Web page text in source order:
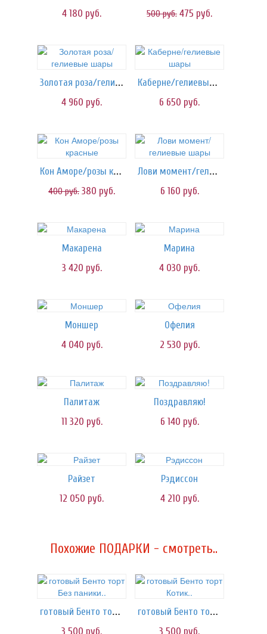
4 180 руб. 500руб. 475 руб.
Золотая роза/гелиевые шары
4 960 руб.
Каберне/гелиевые шары
6 650 руб.
Кон Аморе/розы красные
400руб. 380 руб.
Лови момент/гелиевые шары
6 160 руб.
Макарена
3 420 руб.
Марина
4 030 руб.
Моншер
4 040 руб.
Офелия
2 530 руб.
Палитаж
11 320 руб.
Поздравляю!
6 140 руб.
Райзет
12 050 руб.
Рэдиссон
4 210 руб.
Похожие ПОДАРКИ - смотреть..
готовый Бенто торт Без паники..
3 500 руб.
готовый Бенто торт Котик..
3 500 руб.